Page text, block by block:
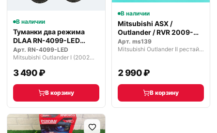
В наличии
Туманки два режима
DLAA RN-4099-LED
светодиодные
Арт. RN-4099-LED
Mitsubishi Outlander I (2002—2009)
3 490 ₽
В корзину
В наличии
Mitsubishi ASX /
Outlander / RVR 2009-
2012 туманк…
Арт. ms139
Mitsubishi Outlander II рестайлинг (2009—2013)
2 990 ₽
В корзину